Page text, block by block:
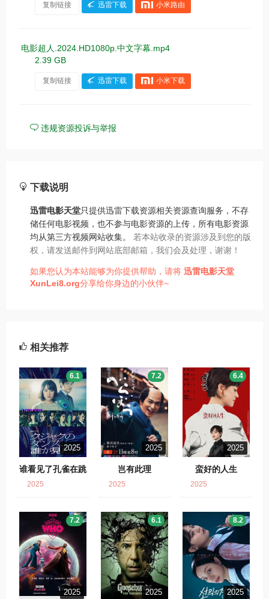
复制链接 迅雷下载 小米路由
电影超人.2024.HD1080p.中文字幕.mp4
2.39 GB
复制链接 迅雷下载 小米下载
违规资源投诉与举报
下载说明
迅雷电影天堂只提供迅雷下载资源相关资源查询服务，不存
储任何电影视频，也不参与电影资源的上传，所有电影资源
均从第三方视频网站收集。 若本站收录的资源涉及到您的版
权，请发送邮件到网站底部邮箱，我们会及处理，谢谢！
如果您认为本站能够为你提供帮助，请将 迅雷电影天堂
XunLei8.org分享给你身边的小伙伴~
相关推荐
2025
谁看见了孔雀在跳
6.1
2025
2025
岂有此理
7.2
2025
2025
蛮好的人生
6.4
2025
2025
7.2
2025
6.1
2025
8.2